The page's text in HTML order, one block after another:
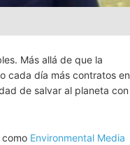
Más allá de que la
cada día más contratos en
de salvar al planeta con
Environmental Media